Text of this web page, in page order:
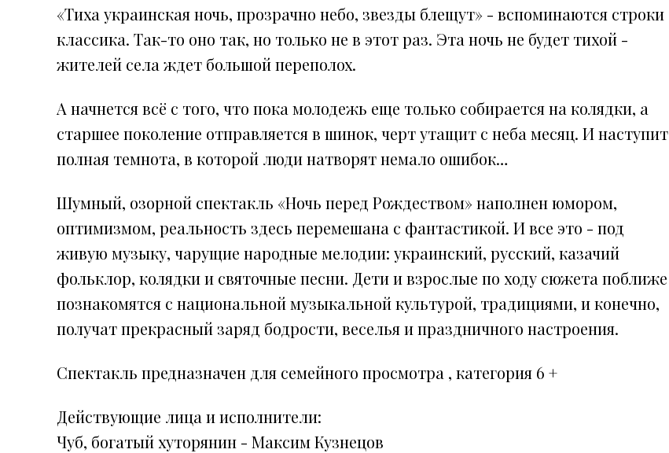
«Тиха украинская ночь, прозрачно небо, звезды блещут» - вспоминаются строки
классика. Так-то оно так, но только не в этот раз. Эта ночь не будет тихой -
жителей села ждет большой переполох.
А начнется всё с того, что пока молодежь еще только собирается на колядки, а
старшее поколение отправляется в шинок, черт утащит с неба месяц. И наступит
полная темнота, в которой люди натворят немало ошибок…
Шумный, озорной спектакль «Ночь перед Рождеством» наполнен юмором,
оптимизмом, реальность здесь перемешана с фантастикой. И все это - под
живую музыку, чарущие народные мелодии: украинский, русский, казачий
фольклор, колядки и святочные песни. Дети и взрослые по ходу сюжета поближе
познакомятся с национальной музыкальной культурой, традициями, и конечно,
получат прекрасный заряд бодрости, веселья и праздничного настроения.
Спектакль предназначен для семейного просмотра , категория 6 +
Действующие лица и исполнители:
Чуб, богатый хуторянин - Максим Кузнецов